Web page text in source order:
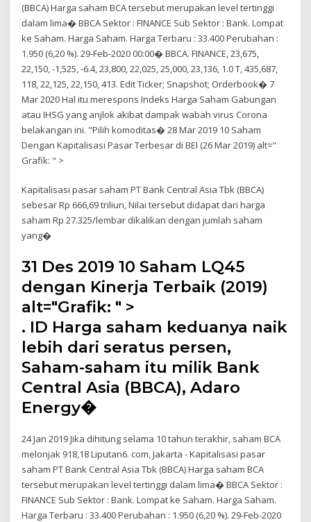
(BBCA) Harga saham BCA tersebut merupakan level tertinggi
dalam lima� BBCA Sektor : FINANCE Sub Sektor : Bank. Lompat
ke Saham. Harga Saham. Harga Terbaru : 33.400 Perubahan :
1.950 (6,20 %). 29-Feb-2020 00:00� BBCA. FINANCE, 23,675,
22,150, -1,525, -6.4, 23,800, 22,025, 25,000, 23,136, 1.0 T, 435,687,
118, 22,125, 22,150, 413. Edit Ticker; Snapshot; Orderbook� 7
Mar 2020 Hal itu merespons Indeks Harga Saham Gabungan
atau IHSG yang anjlok akibat dampak wabah virus Corona
belakangan ini. "Pilih komoditas� 28 Mar 2019 10 Saham
Dengan Kapitalisasi Pasar Terbesar di BEI (26 Mar 2019) alt="
Grafik: " >
Kapitalisasi pasar saham PT Bank Central Asia Tbk (BBCA)
sebesar Rp 666,69 triliun, Nilai tersebut didapat dari harga
saham Rp 27.325/lembar dikalikan dengan jumlah saham
yang�
31 Des 2019 10 Saham LQ45
dengan Kinerja Terbaik (2019)
alt="Grafik: " >
. ID Harga saham keduanya naik
lebih dari seratus persen,
Saham-saham itu milik Bank
Central Asia (BBCA), Adaro
Energy�
24 Jan 2019 Jika dihitung selama 10 tahun terakhir, saham BCA
melonjak 918,18 Liputan6. com, Jakarta - Kapitalisasi pasar
saham PT Bank Central Asia Tbk (BBCA) Harga saham BCA
tersebut merupakan level tertinggi dalam lima� BBCA Sektor :
FINANCE Sub Sektor : Bank. Lompat ke Saham. Harga Saham.
Harga Terbaru : 33.400 Perubahan : 1.950 (6,20 %). 29-Feb-2020